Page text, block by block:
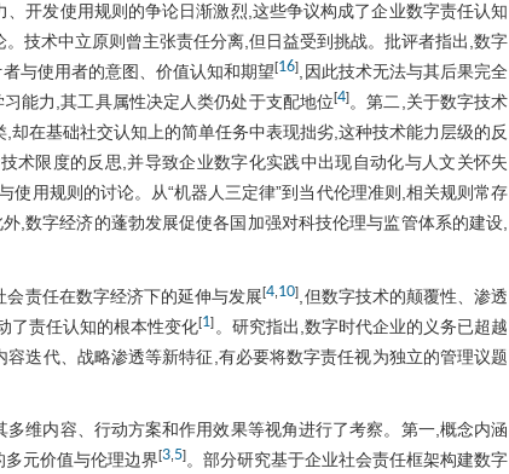
开发使用规则的争论日渐激烈,这些争议构成了企业数字责任认知
技术中立原则曾主张责任分离,但日益受到挑战。批评者指出,数字
与使用者的意图、价值认知和期望[16] ,因此技术无法与其后果完全
能力,其工具属性决定人类仍处于支配地位[4]。第二,关于数字技术
在基础社交认知上的简单任务中表现拙劣,这种技术能力层级的反
术限度的反思,并导致企业数字化实践中出现自动化与人文关怀失
使用规则的讨论。从“机器人三定律”到当代伦理准则,相关规则常存
外,数字经济的蓬勃发展促使各国加强对科技伦理与监管体系的建设,
责任在数字经济下的延伸与发展[4 10] ,但数字技术的颠覆性、渗透
了责任认知的根本性变化[1] 。研究指出,数字时代企业的义务已超越
迭代、战略渗透等新特征,有必要将数字责任视为独立的管理议题
维内容、行动方案和作用效果等视角进行了考察。第一,概念内涵
元价值与伦理边界[3 5]。部分研究基于企业社会责任框架构建数字